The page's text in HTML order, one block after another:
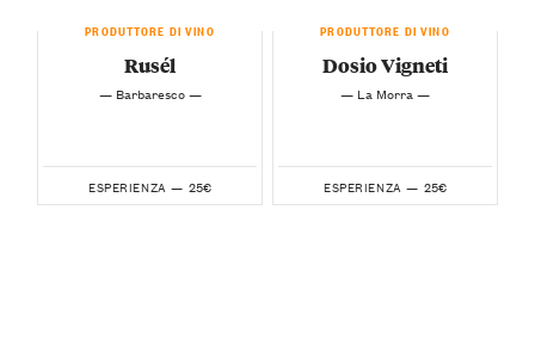
PRODUTTORE DI VINO
Rusél
— Barbaresco —
ESPERIENZA — 25€
PRODUTTORE DI VINO
Dosio Vigneti
— La Morra —
ESPERIENZA — 25€